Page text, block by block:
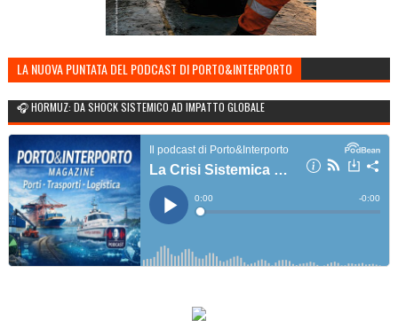
LA NUOVA PUNTATA DEL PODCAST DI PORTO&INTERPORTO
🎧 HORMUZ: DA SHOCK SISTEMICO AD IMPATTO GLOBALE